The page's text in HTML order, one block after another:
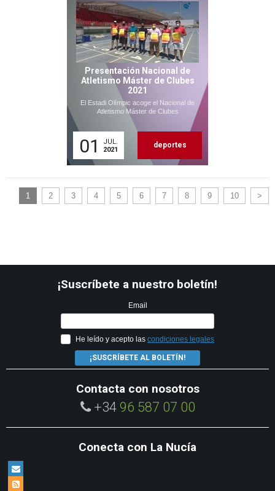
Presentación Nacional de
Atletismo Máster de Clubes
2021
El Estadi Olímpic acoge el Nacional de
Atletismo Máster de Clubes
01
JUL.
2021
deportes
1 2 3 4 5 6 7 8 9 10 >
¡Suscríbete a nuestro boletín!
Email
He leído y acepto las condiciones legales
¡SUSCRÍBETE AL BOLETÍN!
Contacta con nosotros
+34 96 587 07 00
Conecta con La Nucía